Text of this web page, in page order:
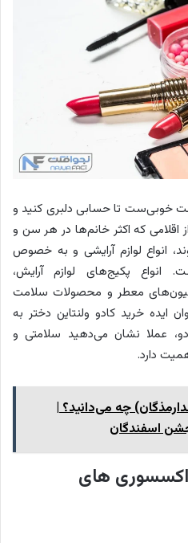
خوبی‌ست تا حسابی دلبری کنید و
اقلامی که اکثر خانم‌ها در هر سن و
انواع لوازم آرایشی و به خصوص
پکیج‌های لوازم آرایش،
معطر و محصولات سلامت
ایده خرید کادو ولنتاین دختر به
عملا نشان می‌دهید سلامتی و
دارد.
چه می‌دانید؟ |
اسفندگان
اکسسوری های